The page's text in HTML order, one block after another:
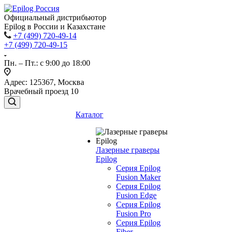
Официальный дистрибьютор
Epilog в России и Казахстане
+7 (499) 720-49-14
+7 (499) 720-49-15
Пн. – Пт.: с 9:00 до 18:00
Адрес: 125367, Москва
Врачебный проезд 10
Каталог
Лазерные граверы
Epilog
Серия Epilog
Fusion Maker
Серия Epilog
Fusion Edge
Серия Epilog
Fusion Pro
Серия Epilog